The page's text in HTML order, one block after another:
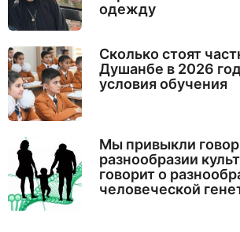
одежду
Сколько стоят
Душанбе в 2026
условия обучения
Мы привыкли
разнообразии
говорит о
человеческой